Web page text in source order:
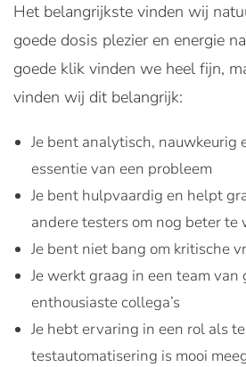
Het belangrijkste vinden wij
goede dosis plezier en energie
goede klik vinden we heel fijn,
vinden wij dit belangrijk:
Je bent analytisch, nauwkeurig
essentie van een probleem
Je bent hulpvaardig en helpt
andere testers om nog beter te
Je bent niet bang om kritische
Je werkt graag in een team van
enthousiaste collega’s
Je hebt ervaring in een rol als
testautomatisering is mooi